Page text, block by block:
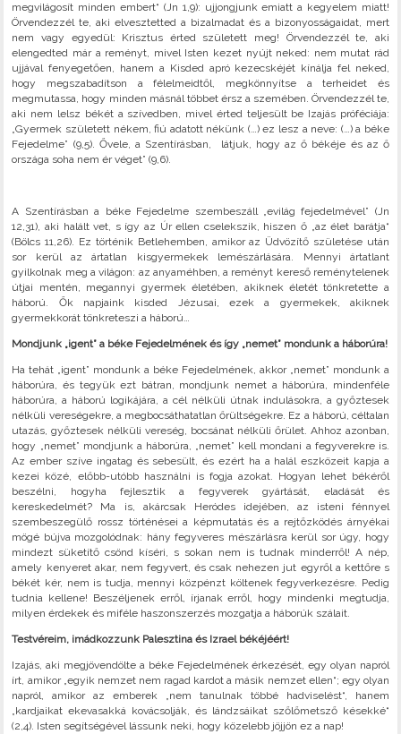
megvilágosít minden embert“ (Jn 1,9): ujjongjunk emiatt a kegyelem miatt!
Örvendezzél te, aki elvesztetted a bizalmadat és a bizonyosságaidat, mert
nem vagy egyedül: Krisztus érted született meg! Örvendezzél te, aki
elengedted már a reményt, mivel Isten kezet nyújt neked: nem mutat rád
ujjával fenyegetően, hanem a Kisded apró kezecskéjét kínálja fel neked,
hogy megszabadítson a félelmeidtől, megkönnyítse a terheidet és
megmutassa, hogy minden másnál többet érsz a szemében. Örvendezzél te,
aki nem lelsz békét a szívedben, mivel érted teljesült be Izajás próféciája:
„Gyermek született nékem, fiú adatott nékünk (…) ez lesz a neve: (…) a béke
Fejedelme” (9,5). Ővele, a Szentírásban, látjuk, hogy az ő békéje és az ő
országa soha nem ér véget” (9,6).
A Szentírásban a béke Fejedelme szembeszáll „evilág fejedelmével” (Jn
12,31), aki halált vet, s így az Úr ellen cselekszik, hiszen ő „az élet barátja“
(Bölcs 11,26). Ez történik Betlehemben, amikor az Üdvözítő születése után
sor kerül az ártatlan kisgyermekek lemészárlására. Mennyi ártatlant
gyilkolnak meg a világon: az anyaméhben, a reményt kereső reménytelenek
útjai mentén, megannyi gyermek életében, akiknek életét tönkretette a
háború. Ők napjaink kisded Jézusai, ezek a gyermekek, akiknek
gyermekkorát tönkreteszi a háború…
Mondjunk „igent” a béke Fejedelmének és így „nemet” mondunk a háborúra!
Ha tehát „igent” mondunk a béke Fejedelmének, akkor „nemet” mondunk a
háborúra, és tegyük ezt bátran, mondjunk nemet a háborúra, mindenféle
háborúra, a háború logikájára, a cél nélküli útnak indulásokra, a győztesek
nélküli vereségekre, a megbocsáthatatlan őrültségekre. Ez a háború, céltalan
utazás, győztesek nélküli vereség, bocsánat nélküli őrület. Ahhoz azonban,
hogy „nemet” mondjunk a háborúra, „nemet” kell mondani a fegyverekre is.
Az ember szíve ingatag és sebesült, és ezért ha a halál eszközeit kapja a
kezei közé, előbb-utóbb használni is fogja azokat. Hogyan lehet békéről
beszélni, hogyha fejlesztik a fegyverek gyártását, eladását és
kereskedelmét? Ma is, akárcsak Heródes idejében, az isteni fénnyel
szembeszegülő rossz történései a képmutatás és a rejtőzködés árnyékai
mögé bújva mozgolódnak: hány fegyveres mészárlásra kerül sor úgy, hogy
mindezt süketítő csönd kíséri, s sokan nem is tudnak minderről! A nép,
amely kenyeret akar, nem fegyvert, és csak nehezen jut egyről a kettőre s
békét kér, nem is tudja, mennyi közpénzt költenek fegyverkezésre. Pedig
tudnia kellene! Beszéljenek erről, írjanak erről, hogy mindenki megtudja,
milyen érdekek és miféle haszonszerzés mozgatja a háborúk szálait.
Testvéreim, imádkozzunk Palesztina és Izrael békéjéért!
Izajás, aki megjövendölte a béke Fejedelmének érkezését, egy olyan napról
írt, amikor „egyik nemzet nem ragad kardot a másik nemzet ellen“; egy olyan
napról, amikor az emberek „nem tanulnak többé hadviselést“, hanem
„kardjaikat ekevasakká kovácsolják, és lándzsáikat szőlőmetsző késekké“
(2,4). Isten segítségével lássunk neki, hogy közelebb jöjjön ez a nap!